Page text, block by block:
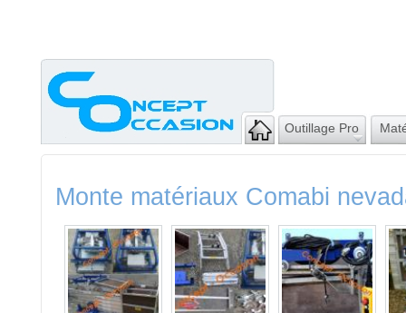
Outillage Pro
Monte matériaux Comabi